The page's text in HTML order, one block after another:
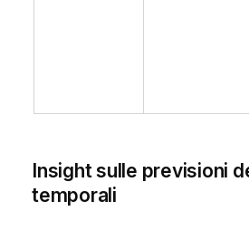
Insight sulle previsioni
temporali